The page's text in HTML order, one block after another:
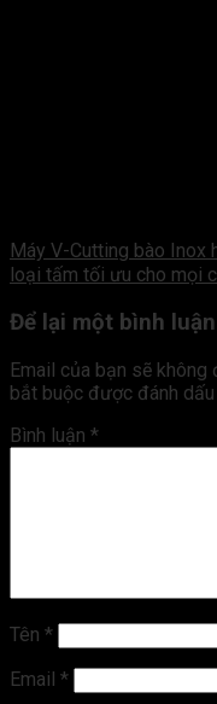
Máy V-Cutting bào Inox
loại tấm tối ưu cho mọi
Để lại một bình luận
Email của bạn sẽ
bắt buộc được đánh dấu
Bình luận *
Tên *
Email *